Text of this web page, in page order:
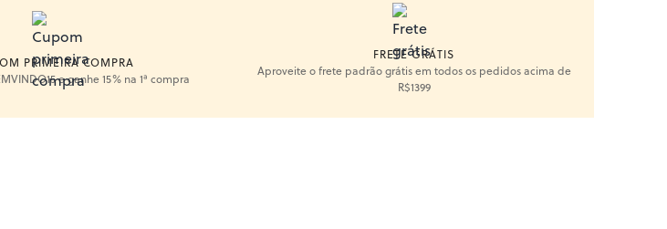
PRIMEIRA COMPRA
e ganhe 15% na 1ª compra
FRETE GRÁTIS
Aproveite o frete padrão grátis em todos os pedidos acima de
R$1399